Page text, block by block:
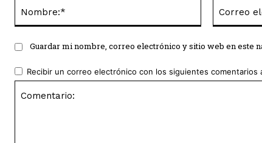
Guardar mi nombre, correo electrónico y sitio web en este
Recibir un correo electrónico con los siguientes comentarios